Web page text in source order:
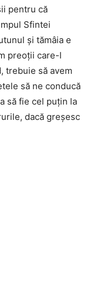
pentru că
Sfintei
și tămâia e
preoții care-l
trebuie să avem
să ne conducă
să fie cel puțin la
dacă greșesc